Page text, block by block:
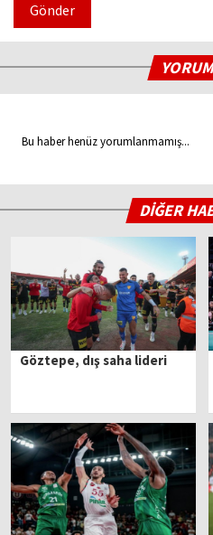
Gönder
Bu haber henüz yorumlanmamış...
DİĞER
Göztepe, dış saha lideri